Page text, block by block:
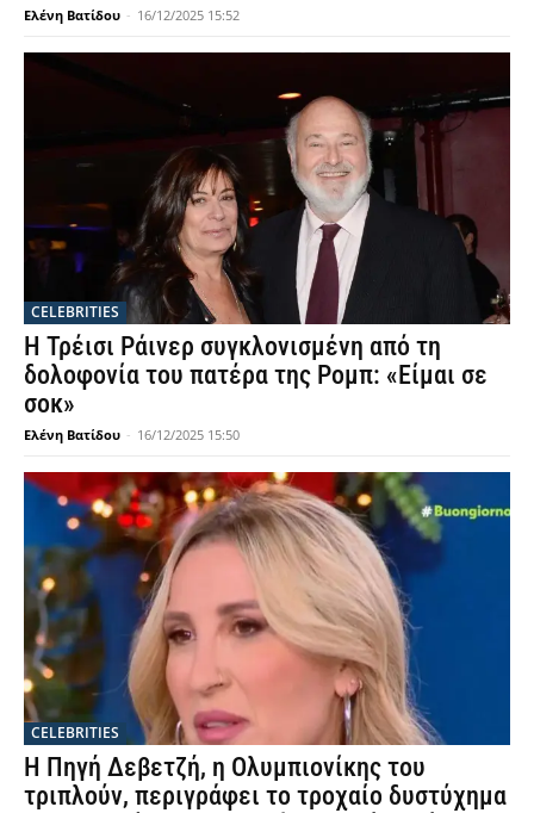
Ελένη Βατίδου - 16/12/2025 15:52
CELEBRITIES
Η Τρέισι Ράινερ συγκλονισμένη από τη
δολοφονία του πατέρα της Ρομπ: «Είμαι σε
σοκ»
Ελένη Βατίδου - 16/12/2025 15:50
CELEBRITIES
Η Πηγή Δεβετζή, η Ολυμπιονίκης του
τριπλούν, περιγράφει το τροχαίο δυστύχημα